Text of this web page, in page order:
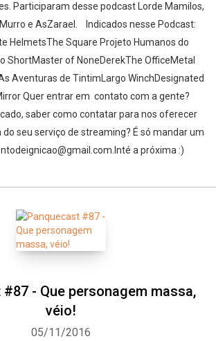
Participaram desse podcast Lorde Mamilos,
e AsZarael. Indicados nesse Podcast:
HelmetsThe Square Projeto Humanos do
ShortMaster of NoneDerekThe OfficeMetal
Aventuras de TintimLargo WinchDesignated
Quer entrar em contato com a gente?
saber como contatar para nos oferecer
seu serviço de streaming? É só mandar um
a próxima :)
- Que personagem massa,
véio!
05/11/2016